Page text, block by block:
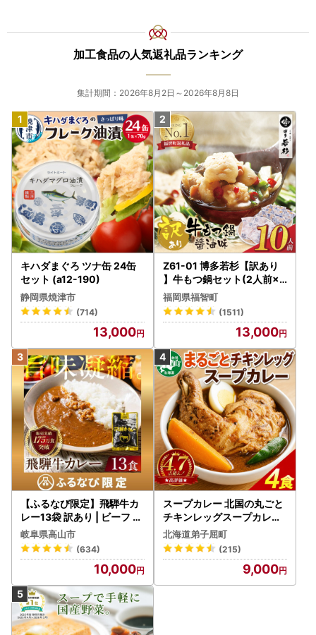
加工食品の人気返礼品ランキング
集計期間：2026年8月2日～2026年8月8日
キハダまぐろ ツナ缶 24缶
セット (a12-190)
静岡県焼津市
(714)
13,000
Z61-01 博多若杉【訳あり
】牛もつ鍋セット(2人前×5
) 10人前 もつ鍋
福岡県福智町
(1511)
13,000
【ふるなび限定】飛騨牛カ
レー13袋 訳あり | ビーフ レ
トルト 訳あり DC006-CP
01 FN-Limited-VO
岐阜県高山市
(634)
10,000
スープカレー 北国の丸ごと
チキンレッグスープカレー
4個 3739
北海道弟子屈町
(215)
9,000